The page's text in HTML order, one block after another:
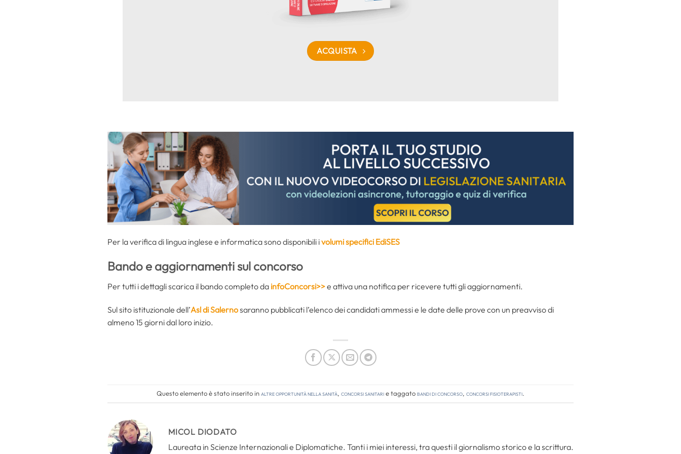
ACQUISTA
Per la verifica di lingua inglese e informatica sono disponibili ivolumi specifici EdiSES
Bando e aggiornamenti sul concorso
Per tutti i dettagli scarica il bando completo da infoConcorsi>>e attiva una notifica per ricevere tutti gli aggiornamenti.
Sul sito istituzionale dell’Asl di Salernosaranno pubblicati l’elenco dei candidati ammessi e le date delle prove con un preavviso di
almeno 15 giorni dal loro inizio.
Questo elemento è stato inserito inAltre opportunità nella sanità, Concorsi Sanitarie taggatobandi di concorso, concorsi fisioterapisti.
MICOL DIODATO
Laureata in Scienze Internazionali e Diplomatiche. Tanti i miei interessi, tra questi il giornalismo storico e la scrittura.